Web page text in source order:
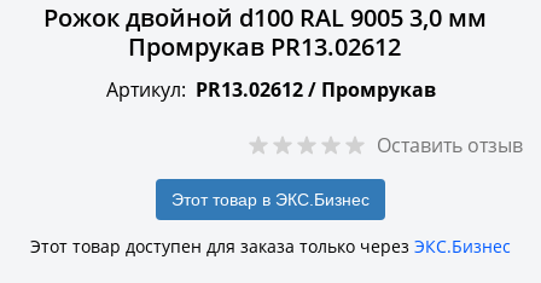
Рожок двойной d100 RAL 9005 3,0 мм
Промрукав PR13.02612
Артикул: PR13.02612 / Промрукав
Оставить отзыв
Этот товар в ЭКС.Бизнес
Этот товар доступен для заказа только через ЭКС.Бизнес